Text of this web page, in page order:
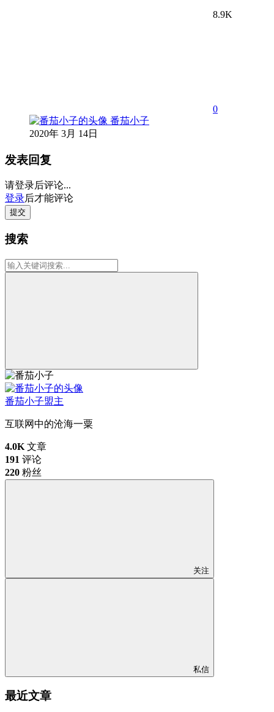
8.9K
0
番茄小子
2020年 3月 14日
发表回复
请登录后评论...
登录后才能评论
提交
搜索
番茄小子盟主
互联网中的沧海一粟
4.0K 文章
191 评论
220 粉丝
关注
私信
最近文章